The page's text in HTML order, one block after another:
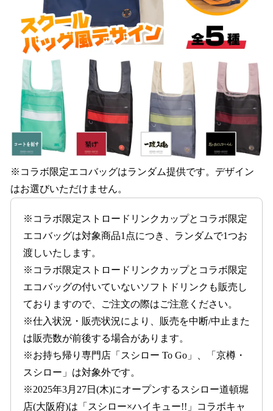
※コラボ限定エコバッグはランダム提供です。デザイン
はお選びいただけません。
※コラボ限定ストロードリンクカップとコラボ限定
エコバッグは対象商品1点につき、ランダムで1つお
渡しいたします。
※コラボ限定ストロードリンクカップとコラボ限定
エコバッグの付いていないソフトドリンクも販売し
ておりますので、ご注文の際はご注意ください。
※仕入状況・販売状況により、販売を中断/中止また
は販売数が前後する場合があります。
※お持ち帰り専門店「スシロー To Go」、「京樽・
スシロー」は対象外です。
※2025年3月27日(木)にオープンするスシロー道頓堀
店(大阪府)は「スシロー×ハイキュー!!」コラボキャ